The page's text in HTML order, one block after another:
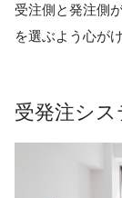
受注側と発注側
を選ぶよう心が
受発注シ